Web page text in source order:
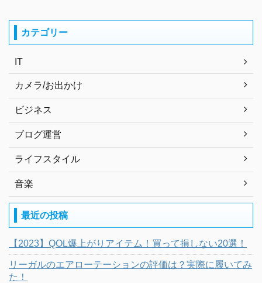
カテゴリー
IT
カメラ/お出かけ
ビジネス
ブログ運営
ライフスタイル
音楽
最近の投稿
【2023】QOL爆上がりアイテム！買って損しない20選！
リーガルのエアローテーションの評価は？実際に履いてみ
た！